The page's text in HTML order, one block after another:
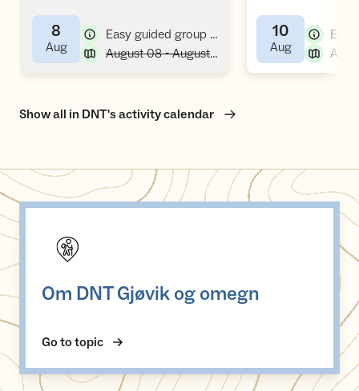
.. (kano & overnatting)
8
Aug,
Easy guided group hike/tour
August 08 - August 09
10
Aug,
Show all in DNT's activity calendar
Om DNT Gjøvik og omegn
Go to topic